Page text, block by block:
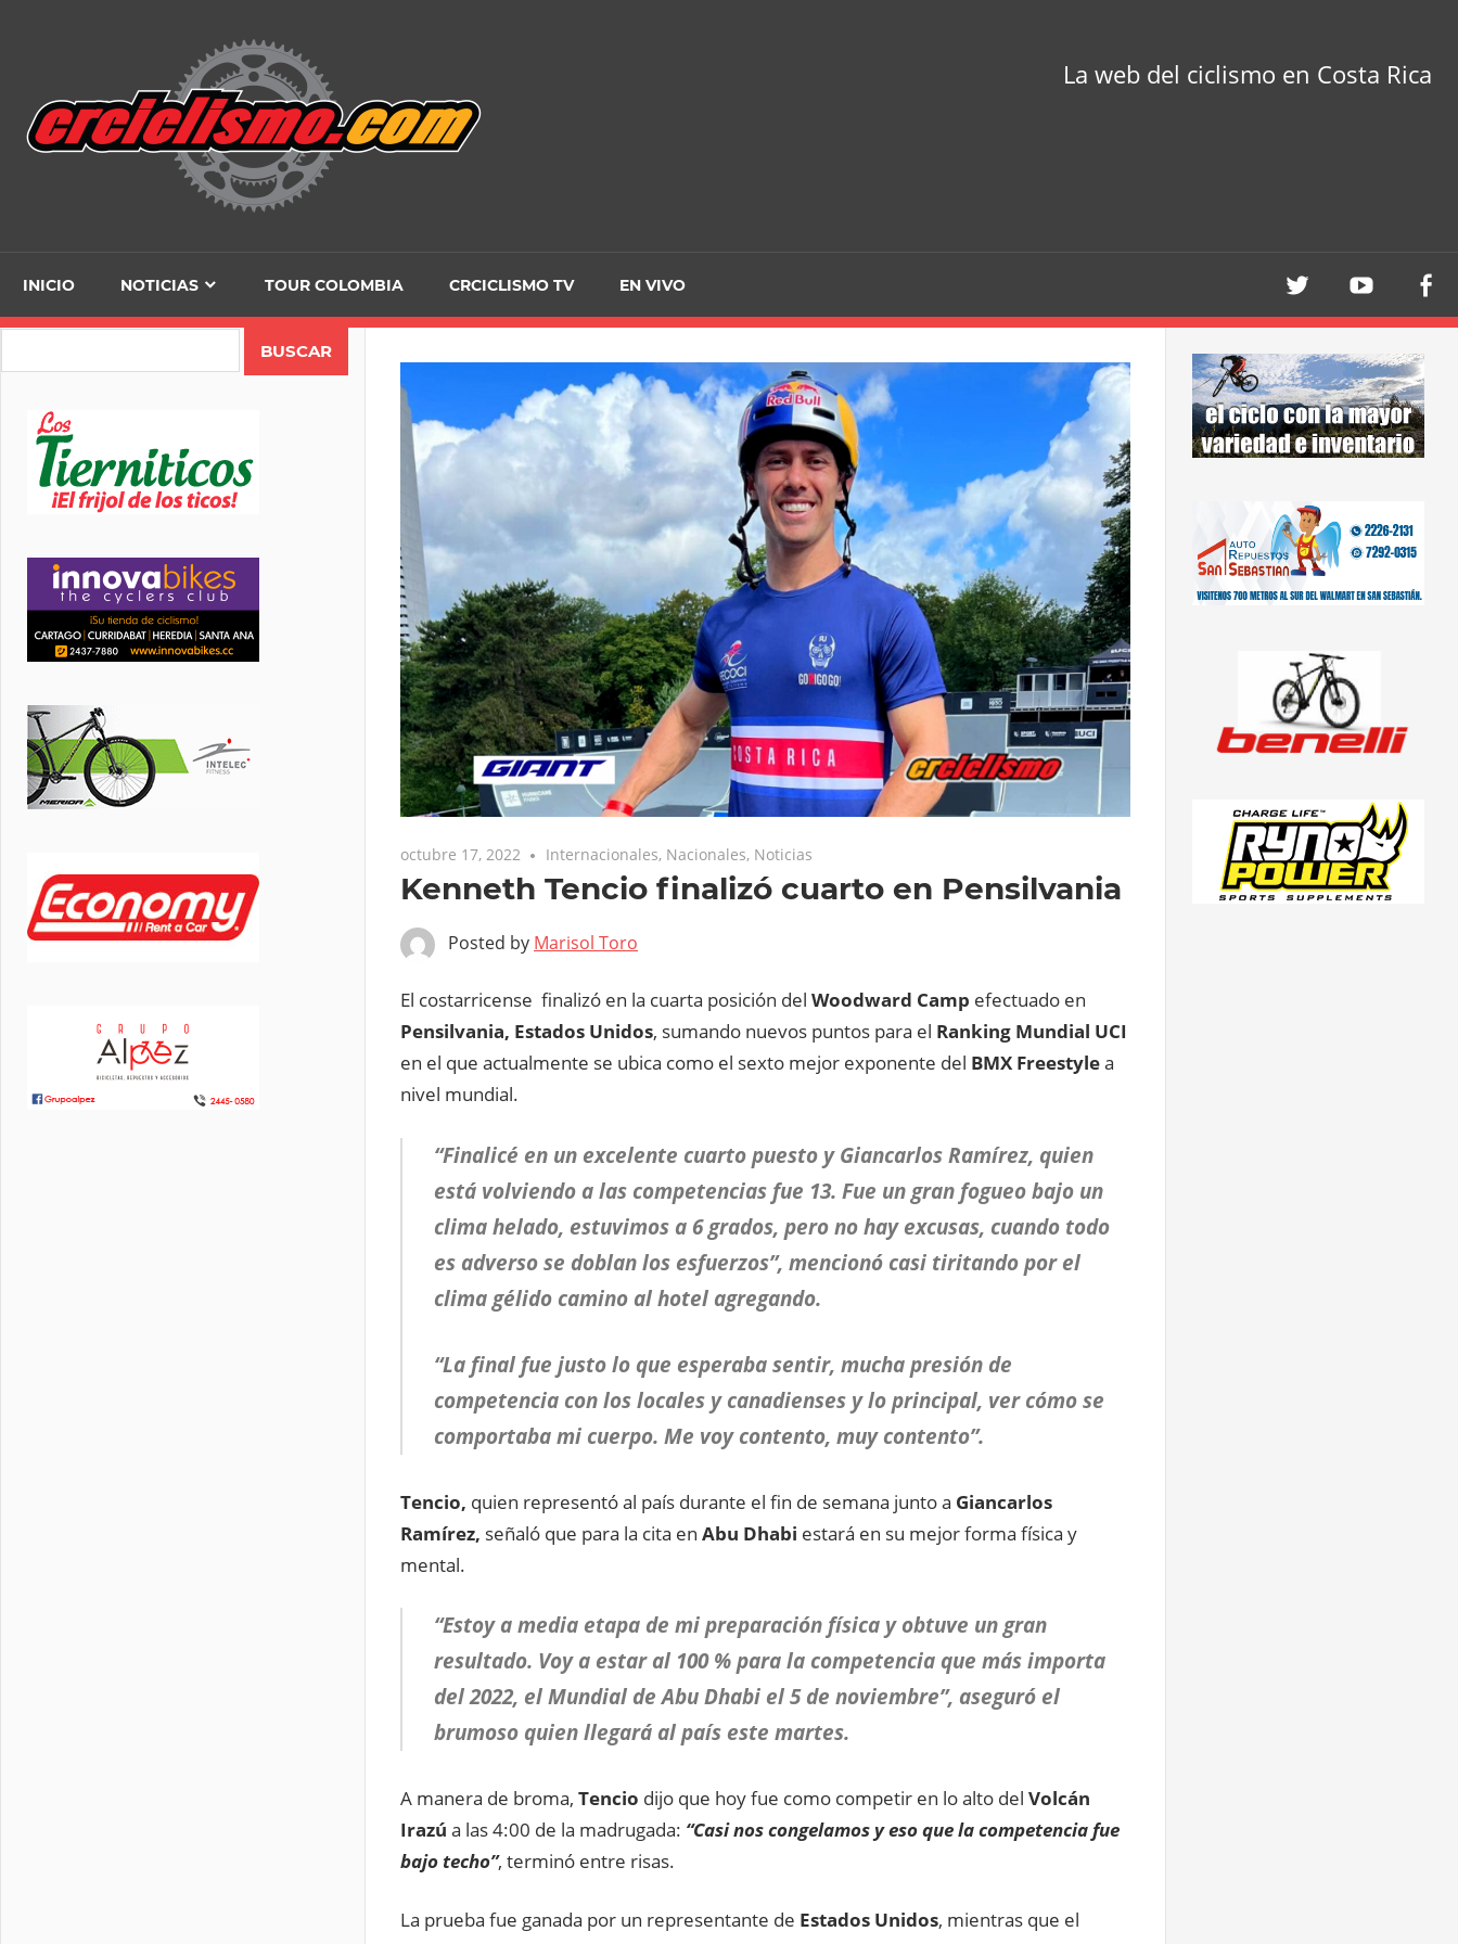
La web del ciclismo en Costa Rica
INICIO NOTICIAS TOUR COLOMBIA CRCICLISMO TV EN VIVO
octubre 17, 2022 Internacionales, Nacionales, Noticias
Kenneth Tencio finalizó cuarto en Pensilvania
Posted by Marisol Toro
El costarricense finalizó en la cuarta posición del Woodward Camp efectuado en
Pensilvania, Estados Unidos, sumando nuevos puntos para el Ranking Mundial UCI
en el que actualmente se ubica como el sexto mejor exponente del BMX Freestylea
nivel mundial.
“Finalicé en un excelente cuarto puesto y Giancarlos Ramírez, quien
está volviendo a las competencias fue 13. Fue un gran fogueo bajo un
clima helado, estuvimos a 6 grados, pero no hay excusas, cuando todo
es adverso se doblan los esfuerzos”, mencionó casi tiritando por el
clima gélido camino al hotel agregando.
“La final fue justo lo que esperaba sentir, mucha presión de
competencia con los locales y canadienses y lo principal, ver cómo se
comportaba mi cuerpo. Me voy contento, muy contento”.
Tencio, quien representó al país durante el fin de semana junto a Giancarlos
Ramírez, señaló que para la cita en Abu Dhabi estará en su mejor forma física y
mental.
“Estoy a media etapa de mi preparación física y obtuve un gran
resultado. Voy a estar al 100 % para la competencia que más importa
del 2022, el Mundial de Abu Dhabi el 5 de noviembre”, aseguró el
brumoso quien llegará al país este martes.
A manera de broma, Tencio dijo que hoy fue como competir en lo alto del Volcán
Irazú a las 4:00 de la madrugada: “Casi nos congelamos y eso que la competencia fue
bajo techo”, terminó entre risas.
La prueba fue ganada por un representante de Estados Unidos, mientras que el